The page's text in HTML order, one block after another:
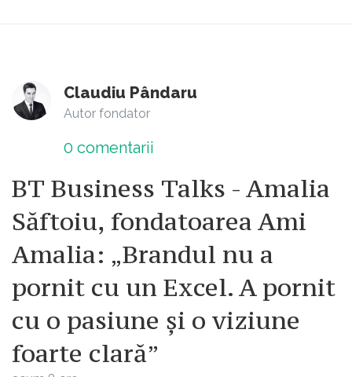
Claudiu Pândaru
Autor fondator
0 comentarii
BT Business Talks - Amalia
Săftoiu, fondatoarea Ami
Amalia: „Brandul nu a
pornit cu un Excel. A pornit
cu o pasiune și o viziune
foarte clară”